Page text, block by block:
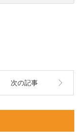
次の記事